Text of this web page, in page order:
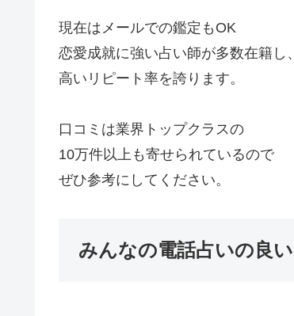
現在はメールでの鑑定もOK
恋愛成就に強い占い師が多数在籍し、
高いリピート率を誇ります。
口コミは業界トップクラスの
10万件以上も寄せられているので
ぜひ参考にしてください。
みんなの電話占いの良